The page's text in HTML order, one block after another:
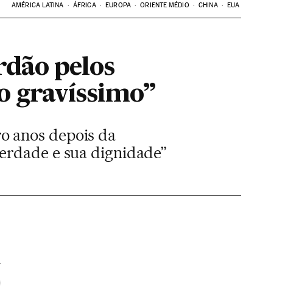
AMÉRICA LATINA ÁFRICA EUROPA ORIENTE MÉDIO CHINA EUA
pelos
gravíssimo”
anos depois da
e sua dignidade”